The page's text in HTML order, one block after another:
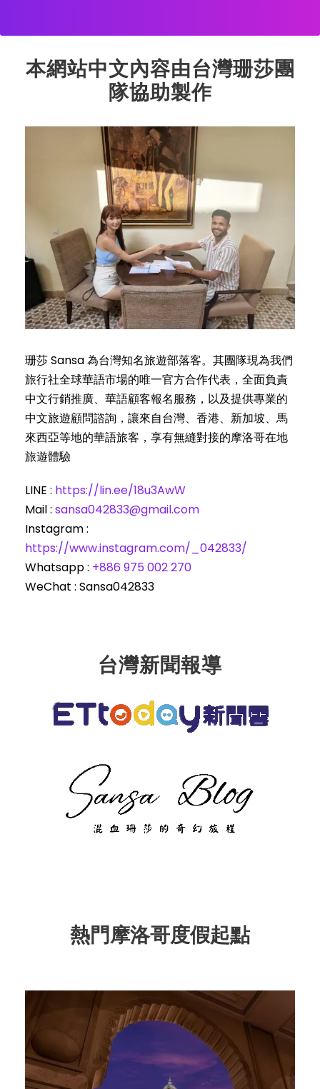
本網站中文內容由台灣珊莎團
隊協助製作
珊莎 Sansa 為台灣知名旅遊部落客。其團隊現為我們
旅行社全球華語市場的唯一官方合作代表，全面負責
中文行銷推廣、華語顧客報名服務，以及提供專業的
中文旅遊顧問諮詢，讓來自台灣、香港、新加坡、馬
來西亞等地的華語旅客，享有無縫對接的摩洛哥在地
旅遊體驗
LINE : https://lin.ee/18u3AwW
Mail : sansa042833@gmail.com
Instagram :
https://www.instagram.com/_042833/
Whatsapp : ‪ +886 975 002 270‬
WeChat : Sansa042833
台灣新聞報導
熱門摩洛哥度假起點